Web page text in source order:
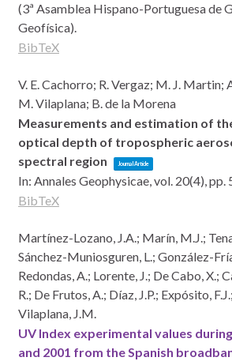
(3ª Asamblea Hispano-Portuguesa de
Geofísica).
BibTeX
V. E. Cachorro; R. Vergaz; M. J. Martin;
M. Vilaplana; B. de la Morena
Measurements and estimation of
optical depth of tropospheric
spectral region
Journal Article
In: Annales Geophysicae,vol. 20(4),pp.
BibTeX
Martínez-Lozano, J.A.; Marín, M.J.;
Sánchez-Muniosguren, L.; González-
Redondas, A.; Lorente, J.; De Cabo, X.;
R.; De Frutos, A.; Díaz, J.P.; Expósito,
Vilaplana, J.M.
UV Index experimental values
and 2001 from the Spanish